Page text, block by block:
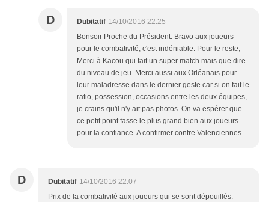
D Dubitatif 14/10/2016 22:25
Bonsoir Proche du Président. Bravo aux joueurs
pour le combativité, c'est indéniable. Pour le reste,
Merci à Kacou qui fait un super match mais que dire
du niveau de jeu. Merci aussi aux Orléanais pour
leur maladresse dans le dernier geste car si on fait le
ratio, possession, occasions entre les deux équipes,
je crains qu'il n'y ait pas photos. On va espérer que
ce petit point fasse le plus grand bien aux joueurs
pour la confiance. A confirmer contre Valenciennes.
D Dubitatif 14/10/2016 22:07
Prix de la combativité aux joueurs qui se sont dépouillés.